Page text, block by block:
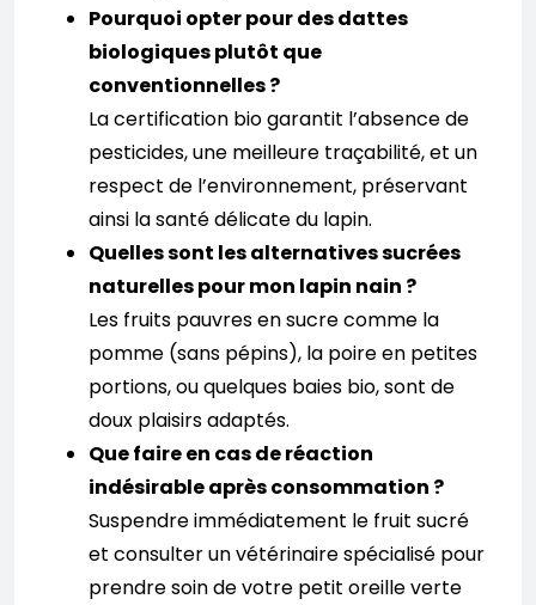
Pourquoi opter pour des dattes
biologiques plutôt que
conventionnelles ?
La certification bio garantit l’absence de
pesticides, une meilleure traçabilité, et un
respect de l’environnement, préservant
ainsi la santé délicate du lapin.
Quelles sont les alternatives sucrées
naturelles pour mon lapin nain ?
Les fruits pauvres en sucre comme la
pomme (sans pépins), la poire en petites
portions, ou quelques baies bio, sont de
doux plaisirs adaptés.
Que faire en cas de réaction
indésirable après consommation ?
Suspendre immédiatement le fruit sucré
et consulter un vétérinaire spécialisé pour
prendre soin de votre petit oreille verte